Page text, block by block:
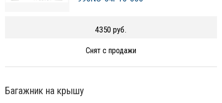
4350 руб.
Снят с продажи
Багажник на крышу